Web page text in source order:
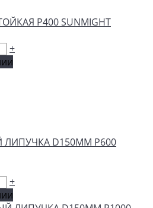
P400 SUNMIGHT
+
D150MM P600
+